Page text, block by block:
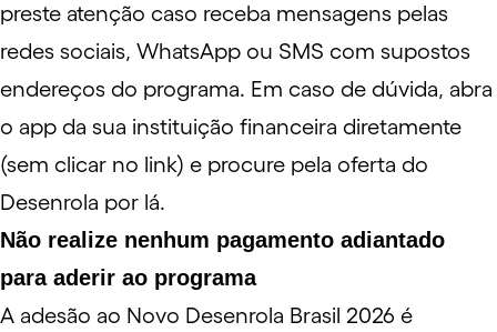
preste atenção caso receba mensagens pelas
redes sociais, WhatsApp ou SMS com supostos
endereços do programa. Em caso de dúvida, abra
o app da sua instituição financeira diretamente
(sem clicar no link) e procure pela oferta do
Desenrola por lá.
Não realize nenhum pagamento adiantado
para aderir ao programa
A adesão ao Novo Desenrola Brasil 2026 é